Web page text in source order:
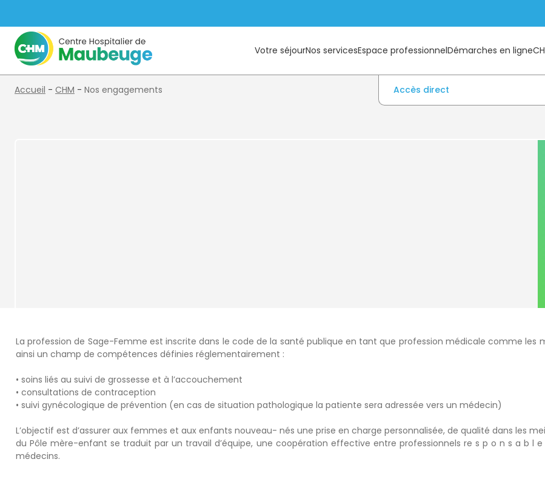
Votre séjourNos servicesEspace professionnelDémarches en ligne
Accès direct
Accueil - CHM - Nos engagements
La profession de Sage-Femme est inscrite dans le code de la santé publique en tant que profession médicale comme les
ainsi un champ de compétences définies réglementairement :
• soins liés au suivi de grossesse et à l’accouchement
• consultations de contraception
• suivi gynécologique de prévention (en cas de situation pathologique la patiente sera adressée vers un médecin)
L’objectif est d’assurer aux femmes et aux enfants nouveau- nés une prise en charge personnalisée, de qualité dans les
du Pôle mère-enfant se traduit par un travail d’équipe, une coopération effective entre professionnels re s p o n s a b l
médecins.